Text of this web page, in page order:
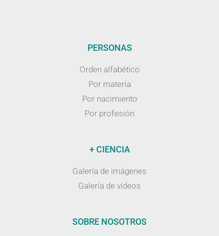
PERSONAS
Orden alfabético
Por materia
Por nacimiento
Por profesión
+ CIENCIA
Galería de imágenes
Galería de vídeos
SOBRE NOSOTROS